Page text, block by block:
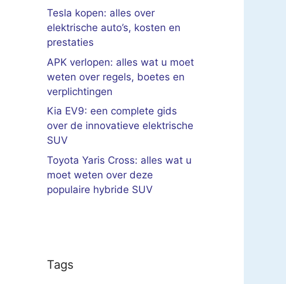
Tesla kopen: alles over
elektrische auto’s, kosten en
prestaties
APK verlopen: alles wat u moet
weten over regels, boetes en
verplichtingen
Kia EV9: een complete gids
over de innovatieve elektrische
SUV
Toyota Yaris Cross: alles wat u
moet weten over deze
populaire hybride SUV
Tags